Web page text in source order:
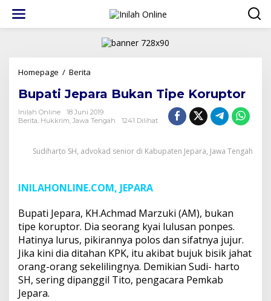
konten
Homepage / Berita
Bukan
Koruptor
Bupati Jepara Bukan Tipe Koruptor
Inilah Online
18 Juni 2019
Berita, Hukkrim, Jawa Tengah 1241 Dilihat
Sudiharto SH, advokad senior di Kabupaten Jepara, Jawa Tengah
INILAHONLINE.COM, JEPARA
Bupati Jepara, KH.Achmad Marzuki (AM), bukan
tipe koruptor. Dia seorang kyai lulusan ponpes.
Hatinya lurus, pikirannya polos dan sifatnya jujur.
Jika kini dia ditahan KPK, itu akibat bujuk bisik jahat
orang-orang sekelilingnya. Demikian Sudi- harto
SH, sering dipanggil Tito, pengacara Pemkab
Jepara.